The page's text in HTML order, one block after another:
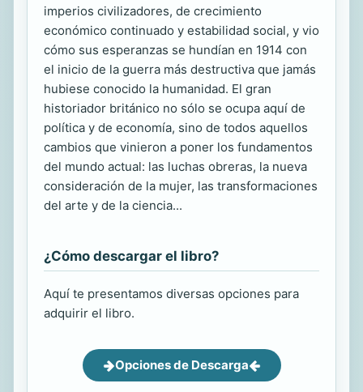
imperios civilizadores, de crecimiento
económico continuado y estabilidad social, y vio
cómo sus esperanzas se hundían en 1914 con
el inicio de la guerra más destructiva que jamás
hubiese conocido la humanidad. El gran
historiador británico no sólo se ocupa aquí de
política y de economía, sino de todos aquellos
cambios que vinieron a poner los fundamentos
del mundo actual: las luchas obreras, la nueva
consideración de la mujer, las transformaciones
del arte y de la ciencia...
¿Cómo descargar el libro?
Aquí te presentamos diversas opciones para
adquirir el libro.
Opciones de Descarga